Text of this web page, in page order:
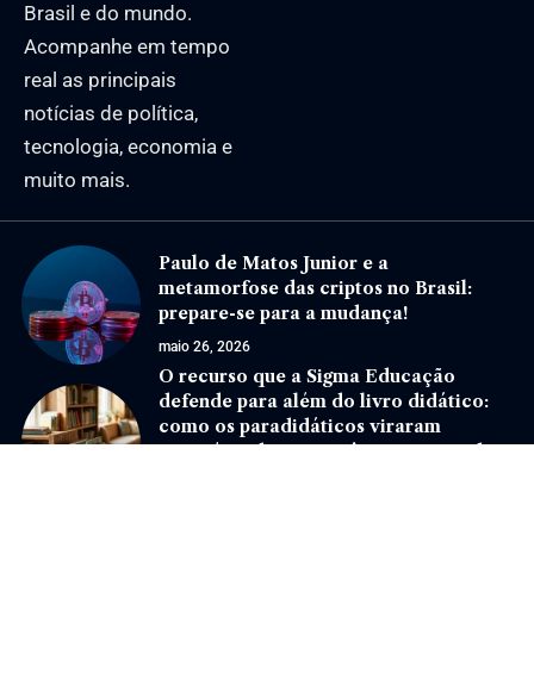
Brasil e do mundo.
Acompanhe em tempo
real as principais
notícias de política,
tecnologia, economia e
muito mais.
Paulo de Matos Junior e a
metamorfose das criptos no Brasil:
prepare-se para a mudança!
maio 26, 2026
O recurso que a Sigma Educação
defende para além do livro didático:
como os paradidáticos viraram